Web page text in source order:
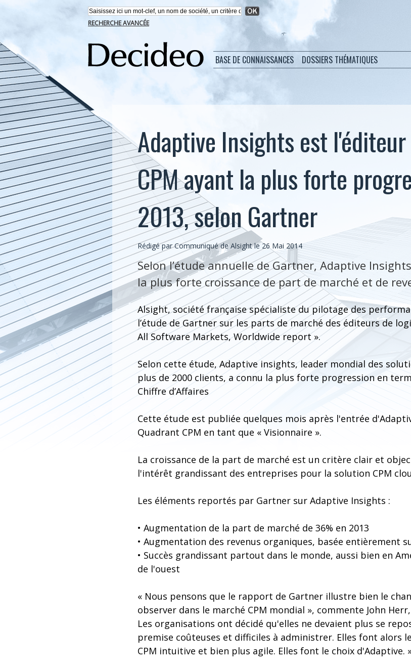
RECHERCHE AVANCÉE
BASE DE CONNAISSANCES DOSSIERS THÉMATIQUES
Adaptive Insights est
CPM ayant la plus forte
2013, selon Gartner
Rédigé par Communiqué de Alsight le 26 Mai 2014
Selon l’étude annuelle de Gartner, Adaptive
la plus forte croissance de part de marché et de
Alsight, société française spécialiste du pilotage des
l’étude de Gartner sur les parts de marché des éditeurs de
All Software Markets, Worldwide report ».
Selon cette étude, Adaptive insights, leader mondial des
plus de 2000 clients, a connu la plus forte progression en
Chiffre d’Affaires
Cette étude est publiée quelques mois après l'entrée
Quadrant CPM en tant que « Visionnaire ».
La croissance de la part de marché est un critère clair et
l'intérêt grandissant des entreprises pour la solution CPM
Les éléments reportés par Gartner sur Adaptive Insights :
• Augmentation de la part de marché de 36% en 2013
• Augmentation des revenus organiques, basée entièrement
• Succès grandissant partout dans le monde, aussi bien en
de l'ouest
« Nous pensons que le rapport de Gartner illustre bien le
observer dans le marché CPM mondial », commente John
Les organisations ont décidé qu'elles ne devaient plus se
premise coûteuses et difficiles à administrer. Elles font alors
CPM intuitive et bien plus agile. Elles font le choix d'Adaptive.